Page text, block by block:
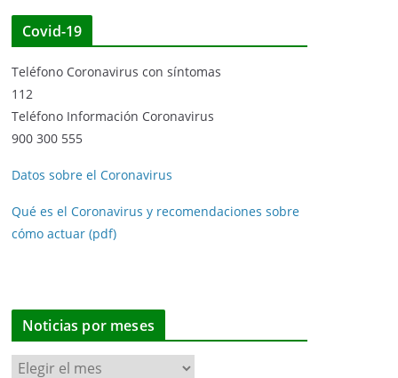
Covid-19
Teléfono Coronavirus con síntomas
112
Teléfono Información Coronavirus
900 300 555
Datos sobre el Coronavirus
Qué es el Coronavirus y recomendaciones sobre
cómo actuar (pdf)
Noticias por meses
N